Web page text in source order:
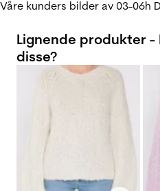
Våre kunders bilder av 03-06h
Lignende produkter -
disse?